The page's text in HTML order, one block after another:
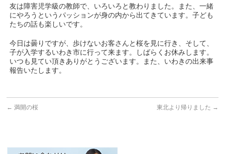
友は障害児学級の教師で、いろいろと教わりました。また、一緒
にやろうというパッションが身の内から出てきています。子ども
たちの話も楽しいです。
今日は曇りですが、歩けないお客さんと桜を見に行き、そして、
子が入学するいわき市に行って来ます。しばらくお休みします。
いつも見てい頂きありがとうございます。また、いわきの出来事
報告いたします。
← 満開の桜 東北より帰りました →